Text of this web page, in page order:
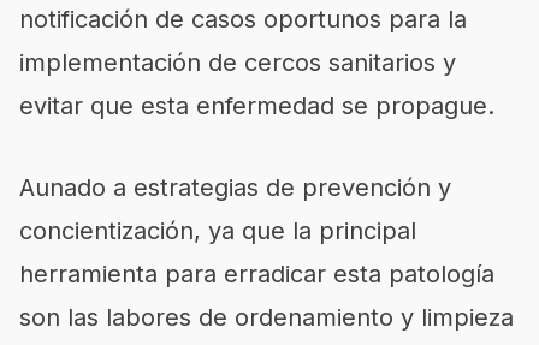
notificación de casos oportunos para la
implementación de cercos sanitarios y
evitar que esta enfermedad se propague.
Aunado a estrategias de prevención y
concientización, ya que la principal
herramienta para erradicar esta patología
son las labores de ordenamiento y limpieza